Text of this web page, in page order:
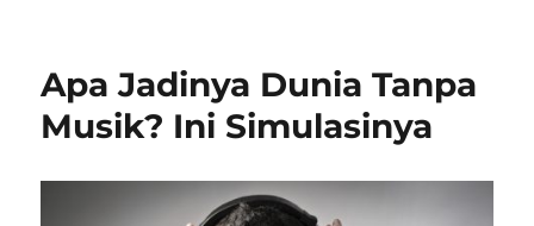
Apa Jadinya Dunia Tanpa
Musik? Ini Simulasinya